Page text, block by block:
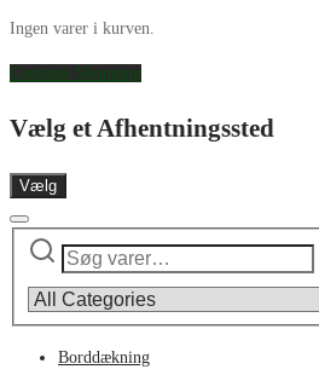
Ingen varer i kurven.
Continue Shopping
Vælg et Afhentningssted
Vælg
Søg
Borddækning